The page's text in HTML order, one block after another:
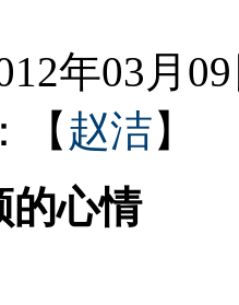
举办
"杀手"
年03月
【 赵洁】
的心情